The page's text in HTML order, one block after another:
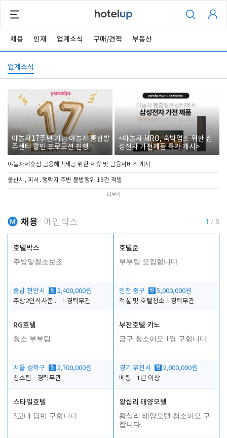
채용 인재 업계소식 구매/견적 부동산
업계소식
야놀자17주년 기념 야놀자 통합발
주센터 할인 프로모션 진행
<야놀자 MRO, 숙박업소 위한 삼
성전자 가전제품 특가 개시>
야놀자제휴점 금융혜택제공 위한 제휴 및 금융서비스 게시
울산시, 피서․행락지 주변 불법행위 19건 적발
더보기
채용 메인박스 1 / 5
호텔박스
주방및청소보조
충남 천안시 월 2,400,000원
주방2인식사준비및청소린렌보조
경력무관
호텔준
부부팀 모집합니다.
인천 중구 월 5,000,000원
객실 및 호텔청소
경력무관
RG호텔
청소 부부팀
서울 성북구 월 2,700,000원
청소팀
경력무관
부천호텔 키노
급구 청소이모 1명 구합니다.
경기 부천시 월 2,800,000원
베팅
1년 이상
스타일호텔
3교대 당번 구합니다.
왕십리 태양모텔
왕십리 태양모텔 청소이모 구
합니다.